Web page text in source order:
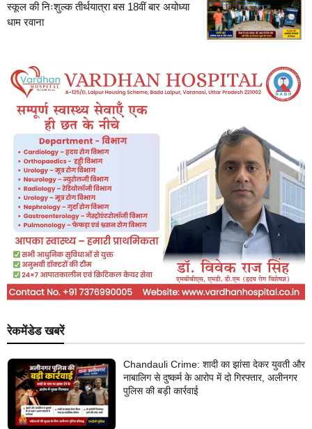
स्कूल की निःशुल्क तीर्थयात्रा बस 18वीं बार अयोध्या
धाम रवाना
रेकमेंडेड खबरें
Chandauli Crime: शादी का झांसा देकर युवती और
नाबालिग से दुष्कर्म के आरोप में दो गिरफ्तार, अलीनगर
पुलिस की बड़ी कार्रवाई